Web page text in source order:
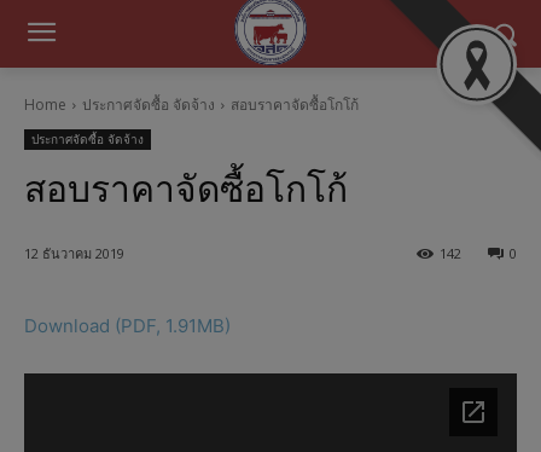
Home ประกาศจัดซื้อ จัดจ้าง สอบราคาจัดซื้อโกโก้
ประกาศจัดซื้อ จัดจ้าง
สอบราคาจัดซื้อโกโก้
12 ธันวาคม 2019 0
142
Download (PDF, 1.91MB)